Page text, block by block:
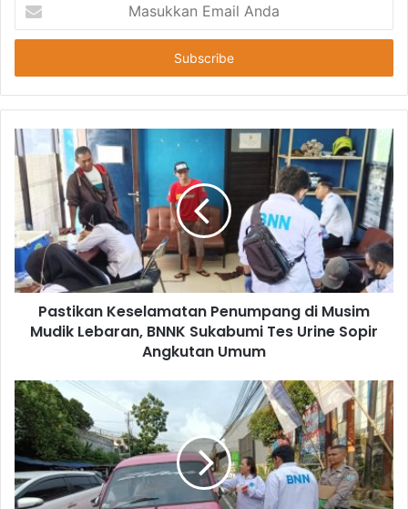
Email
Anda
Pastikan Keselamatan Penumpang di Musim
Mudik Lebaran, BNNK Sukabumi Tes Urine Sopir
Angkutan Umum